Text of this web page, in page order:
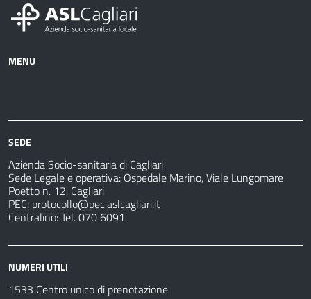
MENU
sanitarie
fare
SEDE
Azienda Socio-sanitaria di Cagliari
Sede Legale e operativa: Ospedale Marino, Viale Lungomare
Poetto n. 12, Cagliari
PEC: protocollo@pec.aslcagliari.it
Centralino: Tel. 070 6091
NUMERI UTILI
1533 Centro unico di prenotazione